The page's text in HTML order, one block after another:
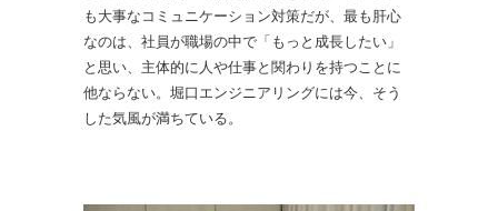
も大事なコミュニケーション対策だが、最も肝心
なのは、社員が職場の中で「もっと成長したい」
と思い、主体的に人や仕事と関わりを持つことに
他ならない。堀口エンジニアリングには今、そう
した気風が満ちている。